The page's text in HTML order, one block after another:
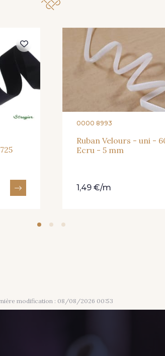
924 - 924
0000 8993
Ruban Velours - uni -
Ecru - 5 mm
1,49 €/m
modification : 08/08/2026 00:53